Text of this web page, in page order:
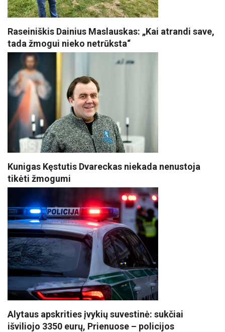
Raseiniškis Dainius Maslauskas: „Kai atrandi save,
tada žmogui nieko netrūksta“
Kunigas Kęstutis Dvareckas niekada nenustoja
tikėti žmogumi
Alytaus apskrities įvykių suvestinė: sukčiai
išviliojo 3350 eurų, Prienuose – policijos